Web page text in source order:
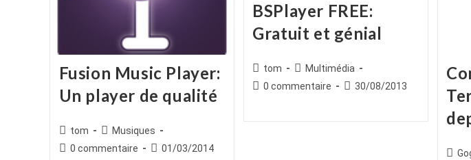
Fusion Music Player:
Un player de qualité
Auteur/autrice
de
tom
Post
category:
Musiques
Commentaires
0 commentaire
Publication
01/03/2014
BSPlayer FREE:
Gratuit et génial
Auteur/autrice
de
tom
Post
category:
Multimédia
Commentaires
0 commentaire
Publication
30/08/2013